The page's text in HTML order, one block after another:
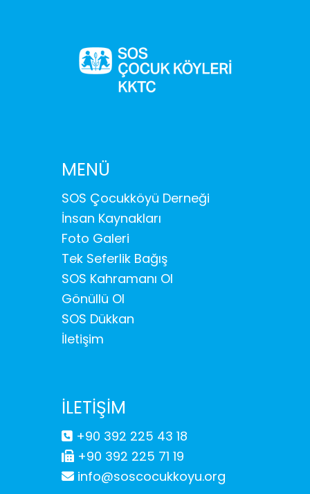
MENÜ
SOS Çocukköyü Derneği
İnsan Kaynakları
Foto Galeri
Tek Seferlik Bağış
SOS Kahramanı Ol
Gönüllü Ol
SOS Dükkan
İletişim
İLETİŞİM
+90 392 225 43 18
+90 392 225 71 19
info@soscocukkoyu.org